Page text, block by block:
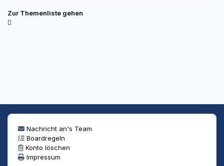
Zur Themenliste gehen
Nachricht an's Team
Boardregeln
Konto löschen
Impressum